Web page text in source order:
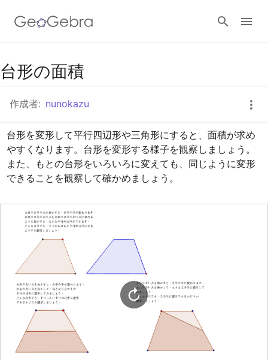
Googleクラスルーム
GeoGebra Classroom
ログイン
台形の面積
作成者: nunokazu
台形を変形して平行四辺形や三角形にすると、面積が求め
やすくなります。台形を変形する様子を観察しましょう。
また、もとの台形をいろいろに変えても、同じように変形
できることを観察して確かめましょう。